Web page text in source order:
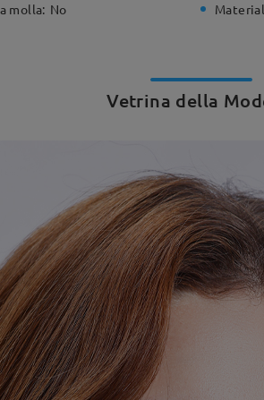
molla: No
Vetrina della